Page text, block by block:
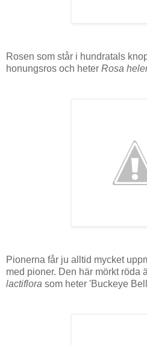
Rosen som står i hundratals
honungsros och heter Rosa
Pionerna får ju alltid mycket
med pioner. Den här mörkt röda
lactiflora som heter 'Buckeye